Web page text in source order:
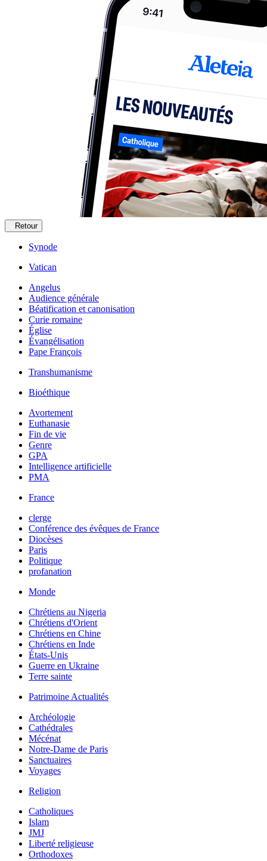
Retour
Synode
Vatican
Angelus
Audience générale
Béatification et canonisation
Curie romaine
Église
Évangélisation
Pape François
Transhumanisme
Bioéthique
Avortement
Euthanasie
Fin de vie
Genre
GPA
Intelligence artificielle
PMA
France
clerge
Conférence des évêques de France
Diocèses
Paris
Politique
profanation
Monde
Chrétiens au Nigeria
Chrétiens d'Orient
Chrétiens en Chine
Chrétiens en Inde
États-Unis
Guerre en Ukraine
Terre sainte
Patrimoine Actualités
Archéologie
Cathédrales
Mécénat
Notre-Dame de Paris
Sanctuaires
Voyages
Religion
Catholiques
Islam
JMJ
Liberté religieuse
Orthodoxes